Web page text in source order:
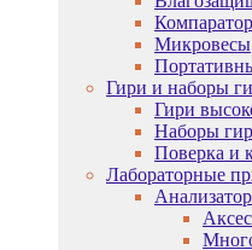
Микровесы
Гири и наборы
Гири
Наборы
Поверка и
Лабораторные